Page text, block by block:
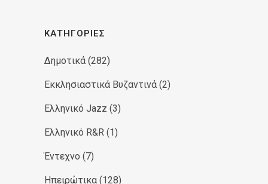
ΚΑΤΗΓΟΡΊΕΣ
Δημοτικά (282)
Εκκλησιαστικά Βυζαντινά (2)
Ελληνικό Jazz (3)
Ελληνικό R&R (1)
Έντεχνο (7)
Ηπειρώτικα (128)